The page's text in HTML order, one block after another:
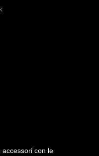
accessori con le